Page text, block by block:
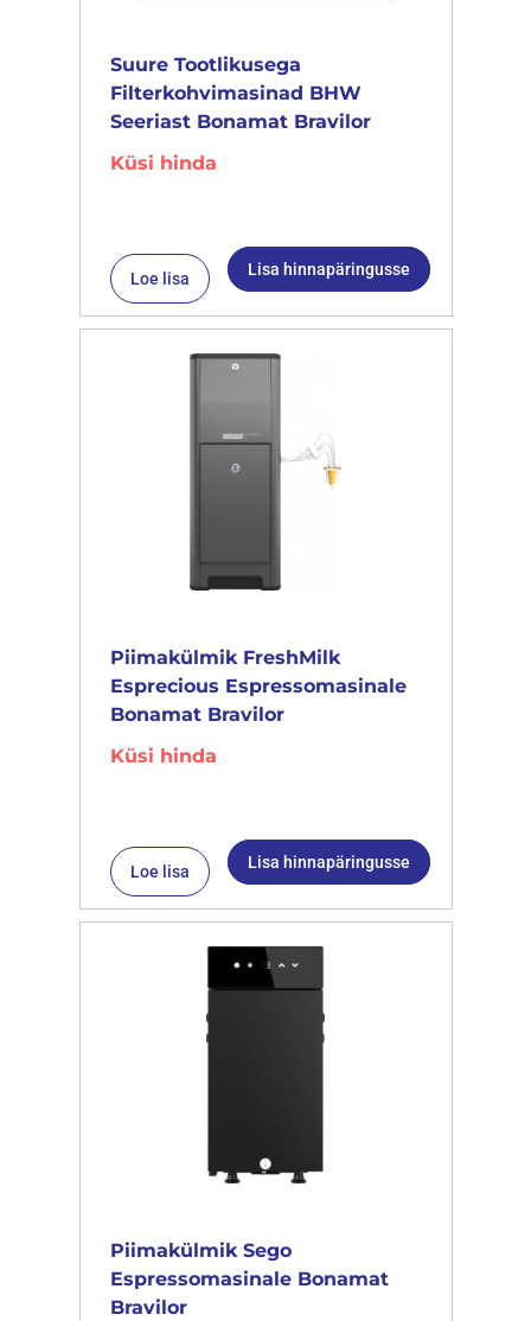
Suure Tootlikusega
Filterkohvimasinad BHW
Seeriast Bonamat Bravilor
Küsi hinda
Loe lisa Lisa hinnapäringusse
Piimakülmik FreshMilk
Esprecious Espressomasinale
Bonamat Bravilor
Küsi hinda
Loe lisa Lisa hinnapäringusse
Piimakülmik Sego
Espressomasinale Bonamat
Bravilor